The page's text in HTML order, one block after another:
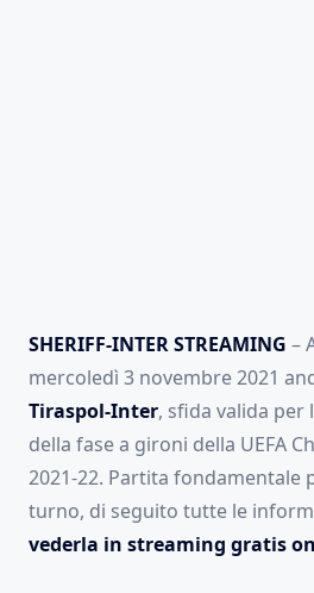
SHERIFF-INTER STREAMING –
mercoledì 3 novembre 2021
Tiraspol-Inter, sfida valida
della fase a gironi della UEFA
2021-22. Partita fondamentale
turno, di seguito tutte le
vederla in streaming gratis